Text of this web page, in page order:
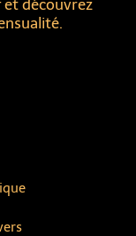
et découvrez